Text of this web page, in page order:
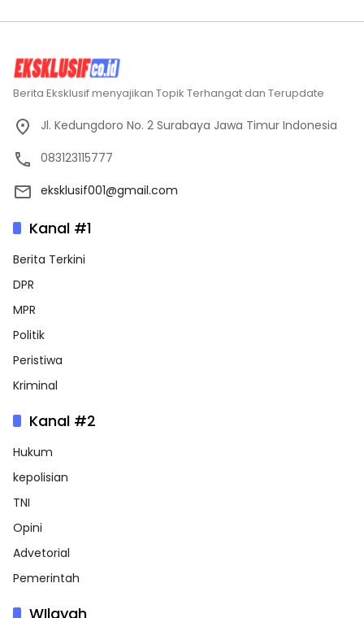
Berita Eksklusif menyajikan Topik Terhangat dan Terupdate
Jl. Kedungdoro No. 2 Surabaya Jawa Timur Indonesia
083123115777
eksklusif001@gmail.com
Kanal #1
Berita Terkini
DPR
MPR
Politik
Peristiwa
Kriminal
Kanal #2
Hukum
kepolisian
TNI
Opini
Advetorial
Pemerintah
WIlayah